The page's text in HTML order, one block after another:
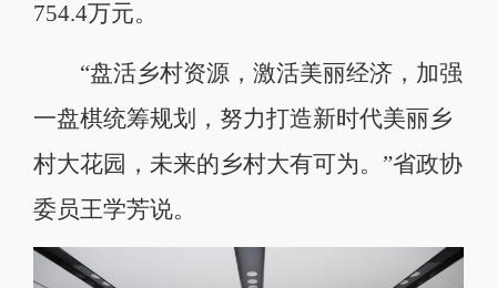
754.4万元。
“盘活乡村资源，激活美丽经济，加强
一盘棋统筹规划，努力打造新时代美丽乡
村大花园，未来的乡村大有可为。”省政协
委员王学芳说。